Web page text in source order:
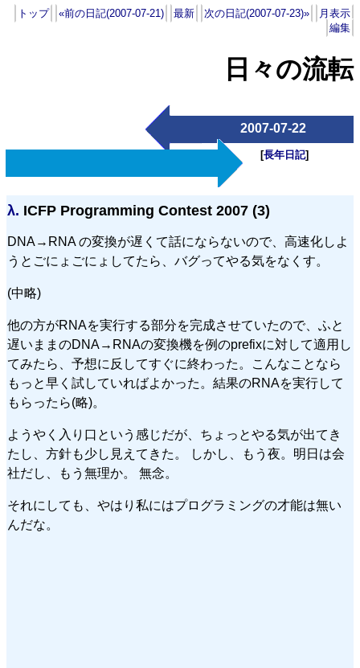
トップ «前の日記(2007-07-21) 最新 次の日記(2007-07-23)»
月表示
編集
日々の流転
2007-07-22
[長年日記]
λ. ICFP Programming Contest 2007 (3)
DNA→RNA の変換が遅くて話にならないので、高速化しよ
うとごにょごにょしてたら、バグってやる気をなくす。
(中略)
他の方がRNAを実行する部分を完成させていたので、ふと
遅いままのDNA→RNAの変換機を例のprefixに対して適用し
てみたら、予想に反してすぐに終わった。こんなことなら
もっと早く試していればよかった。結果のRNAを実行して
もらったら(略)。
ようやく入り口という感じだが、ちょっとやる気が出てき
たし、方針も少し見えてきた。 しかし、もう夜。明日は会
社だし、もう無理か。 無念。
それにしても、やはり私にはプログラミングの才能は無い
んだな。